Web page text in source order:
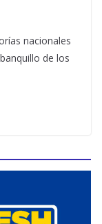
nacionales
de los